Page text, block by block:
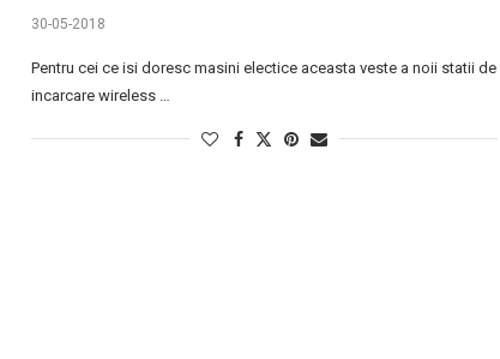
30-05-2018
Pentru cei ce isi doresc masini electice aceasta veste a noii statii de
incarcare wireless …